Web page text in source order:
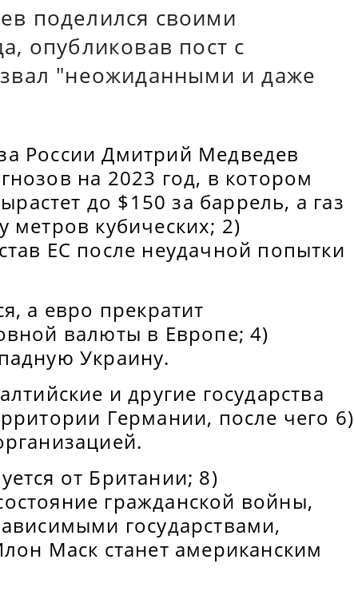
поделился своими
опубликовав пост с
"неожиданными и даже
России Дмитрий Медведев
на 2023 год, в котором
до $150 за баррель, а газ
метров кубических; 2)
ЕС после неудачной попытки
а евро прекратит
валюты в Европе; 4)
Украину.
и другие государства
Германии, после чего 6)
от Британии; 8)
гражданской войны,
государствами,
Маск станет американским